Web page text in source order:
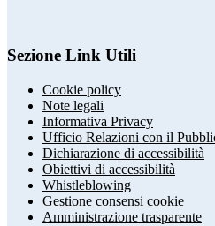
Sezione Link Utili
Cookie policy
Note legali
Informativa Privacy
Ufficio Relazioni con il
Dichiarazione di accessibilità
Obiettivi di accessibilità
Whistleblowing
Gestione consensi cookie
Amministrazione trasparente